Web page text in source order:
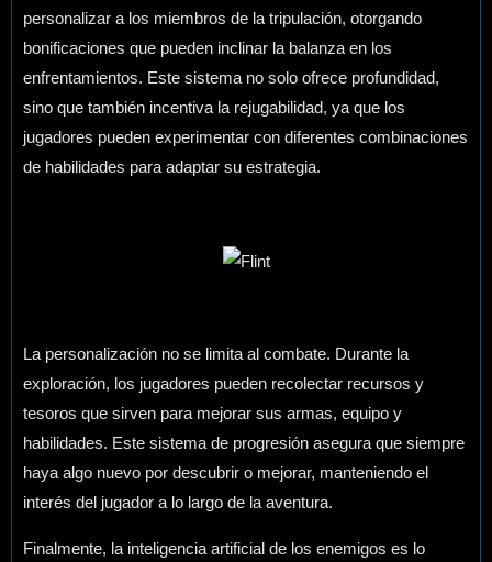
personalizar a los miembros de la tripulación, otorgando
bonificaciones que pueden inclinar la balanza en los
enfrentamientos. Este sistema no solo ofrece profundidad,
sino que también incentiva la rejugabilidad, ya que los
jugadores pueden experimentar con diferentes combinaciones
de habilidades para adaptar su estrategia.
La personalización no se limita al combate. Durante la
exploración, los jugadores pueden recolectar recursos y
tesoros que sirven para mejorar sus armas, equipo y
habilidades. Este sistema de progresión asegura que siempre
haya algo nuevo por descubrir o mejorar, manteniendo el
interés del jugador a lo largo de la aventura.
Finalmente, la inteligencia artificial de los enemigos es lo